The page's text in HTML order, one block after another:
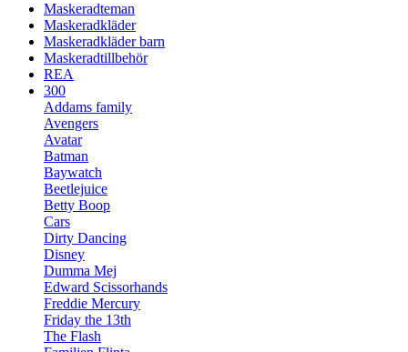
Maskeradteman
Maskeradkläder
Maskeradkläder barn
Maskeradtillbehör
REA
300
Addams family
Avengers
Avatar
Batman
Baywatch
Beetlejuice
Betty Boop
Cars
Dirty Dancing
Disney
Dumma Mej
Edward Scissorhands
Freddie Mercury
Friday the 13th
The Flash